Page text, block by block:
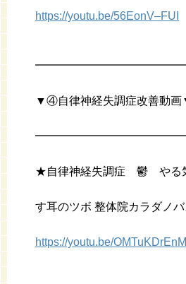
https://youtu.be/56EonV–FUI
▼④自律神経失調症改善動
★自律神経失調症 鬱 やる
す耳のツボ 整体院カラダノ
https://youtu.be/